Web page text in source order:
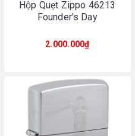
Hộp Quẹt Zippo 46213
Founder's Day
2.000.000₫